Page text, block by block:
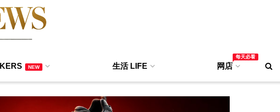
NEW 生活 LIFE 网店
每天必看